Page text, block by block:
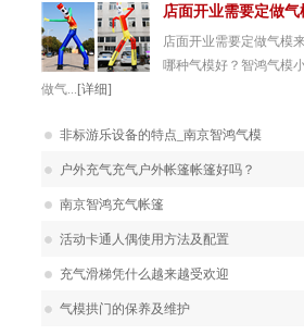
店面开业需要定做气
店面开业需要定做气模
哪种气模好？智鸿气模
做气... [详细]
非标游乐设备的特点_南京智鸿气模
户外充气充气户外帐篷帐篷好吗？
南京智鸿充气帐篷
活动卡通人偶使用方法及配置
充气滑梯凭什么越来越受欢迎
气模拱门的保养及维护